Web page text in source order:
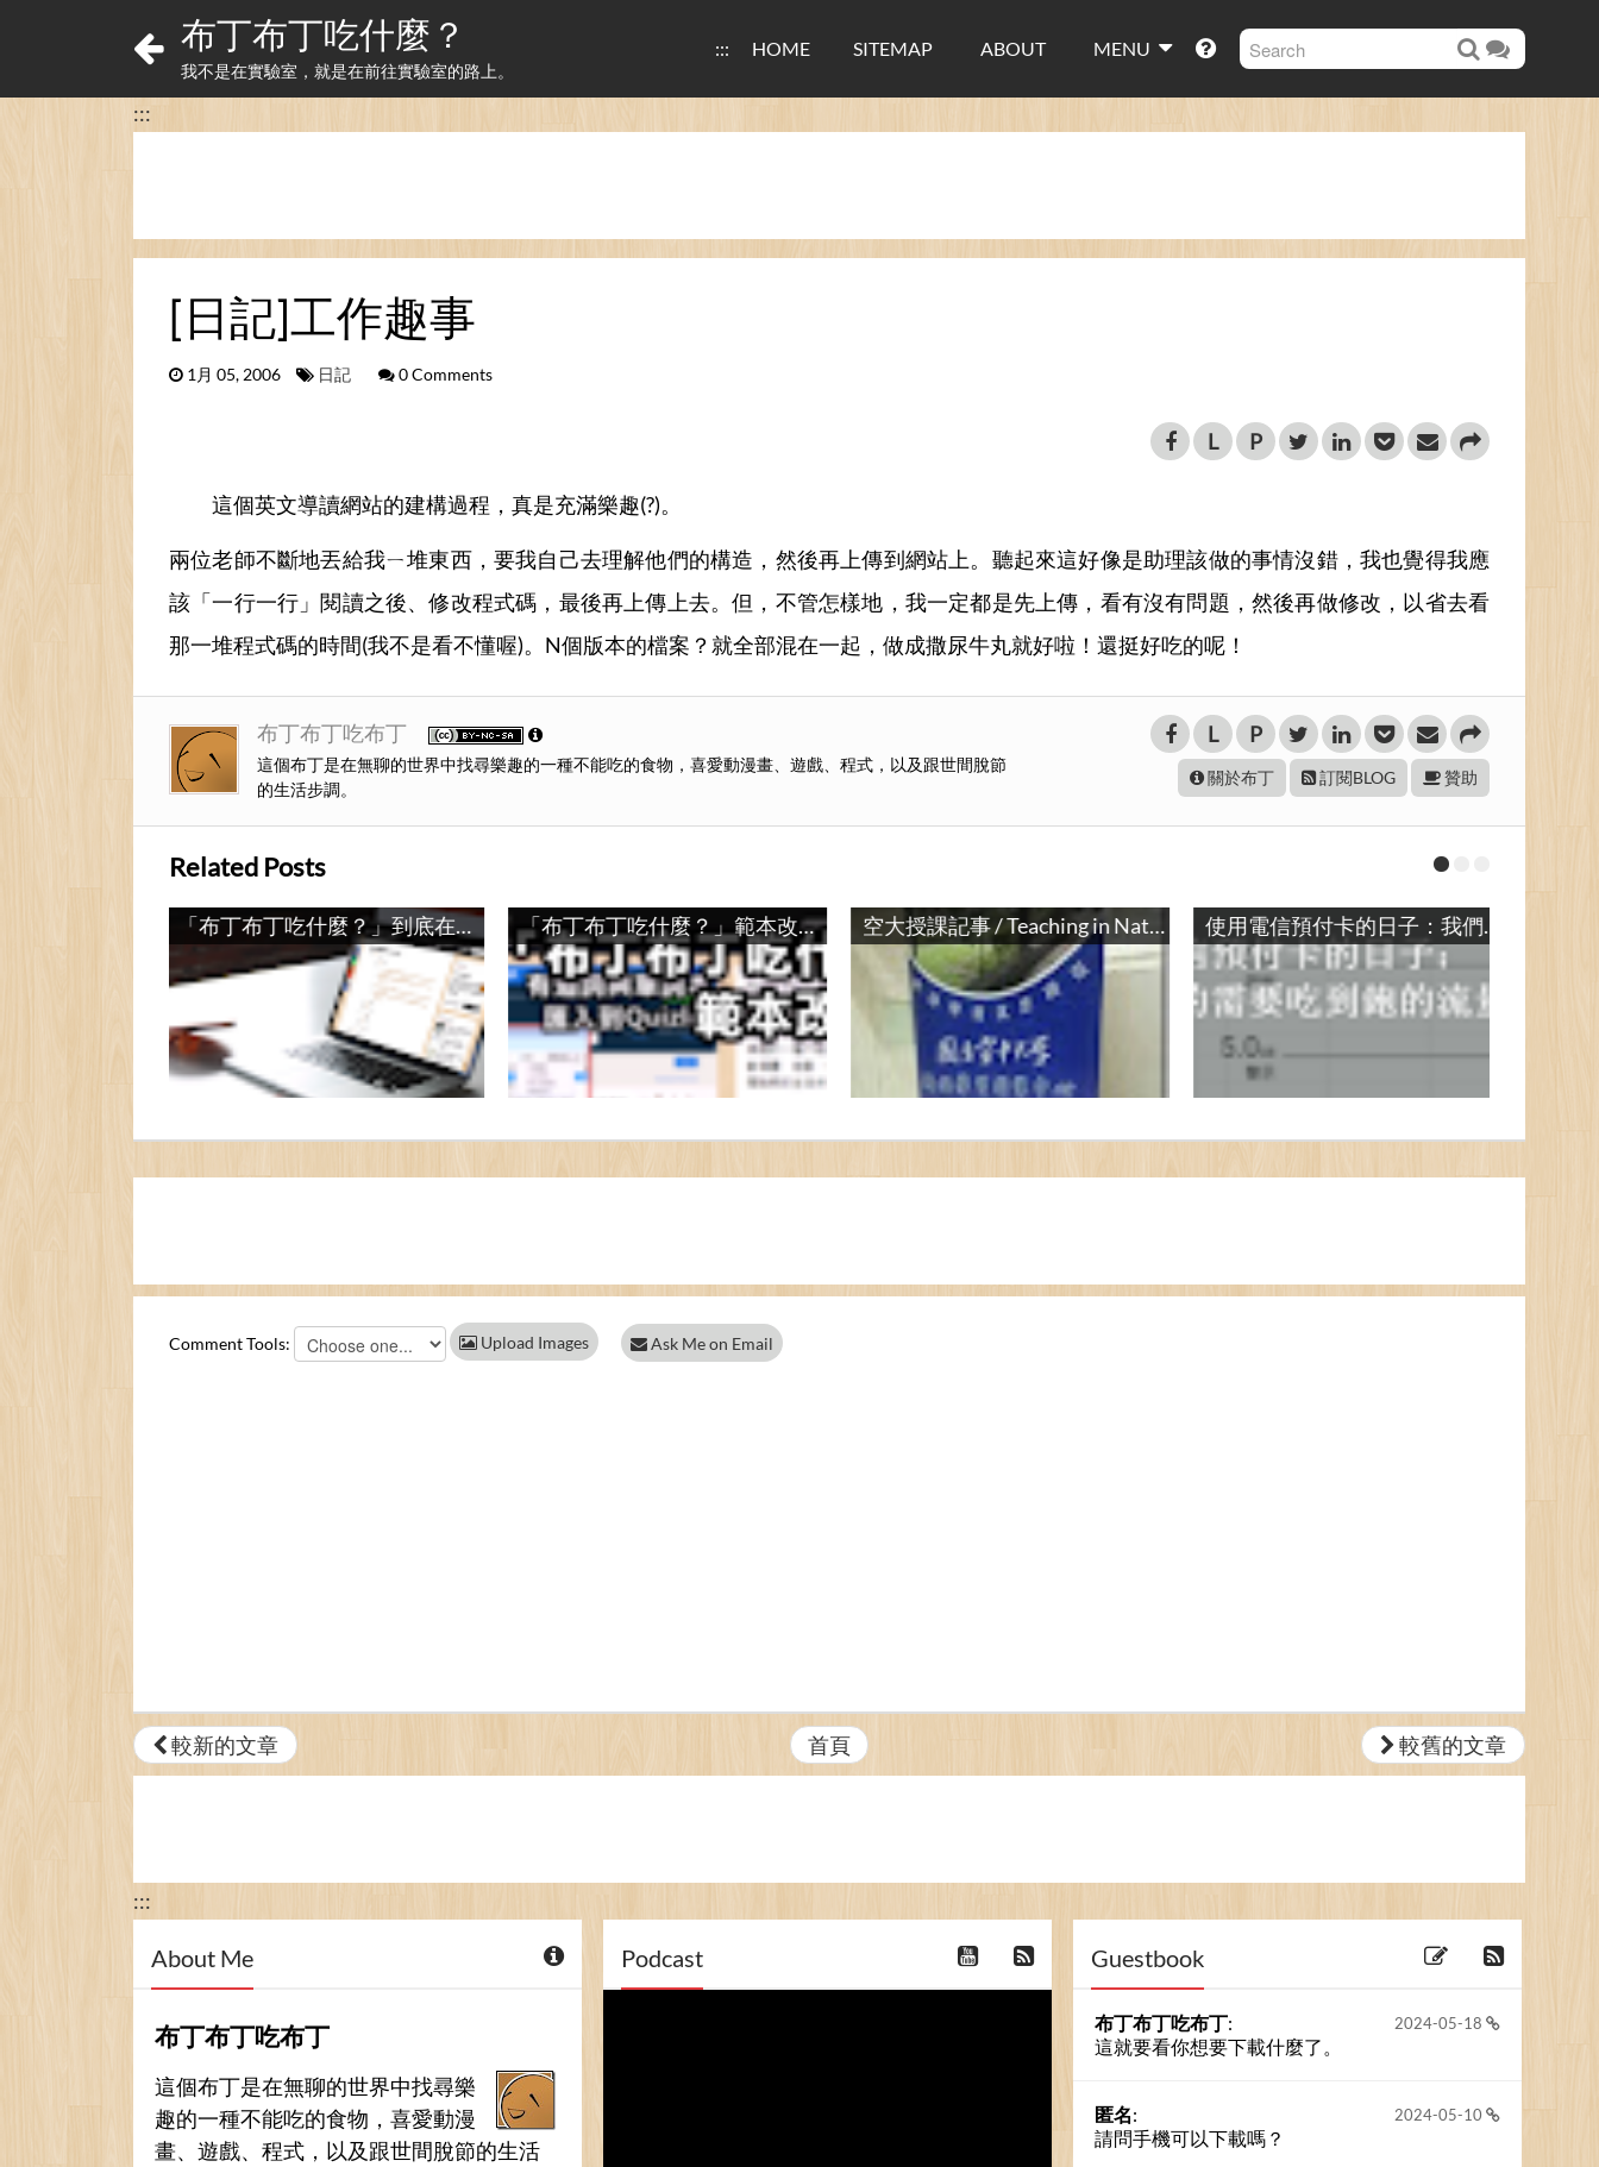
布丁布丁吃什麼？
我不是在實驗室，就是在前往實驗室的路上。
::: HOME SITEMAP ABOUT MENU
:::
[日記]工作趣事
1月 05, 2006 日記 0 Comments
L P
這個英文導讀網站的建構過程，真是充滿樂趣(?)。
兩位老師不斷地丟給我ㄧ堆東西，要我自己去理解他們的構造，然後再上傳到網站上。聽起來這好像是助理該做的事情沒錯，我也覺得我應
該「一行一行」閱讀之後、修改程式碼，最後再上傳上去。但，不管怎樣地，我一定都是先上傳，看有沒有問題，然後再做修改，以省去看
那一堆程式碼的時間(我不是看不懂喔)。N個版本的檔案？就全部混在一起，做成撒尿牛丸就好啦！還挺好吃的呢！
布丁布丁吃布丁
這個布丁是在無聊的世界中找尋樂趣的一種不能吃的食物，喜愛動漫畫、遊戲、程式，以及跟世間脫節
的生活步調。
L P
關於布丁 訂閱BLOG 贊助
Related Posts
「布丁布丁吃什麼？」範本改版記錄 / Talk About Pulipuli Blog’s New Template 空大授課記事 / Teaching in National Open University 使用電信預付卡的日子：我們真的需要吃到飽的流量嗎？ 漂流了將近半年的峇里島明信片
Comment Tools: Upload Images Ask Me on Email
較新的文章 首頁 較舊的文章
:::
About Me
布丁布丁吃布丁
這個布丁是在無聊的世界中找尋樂
趣的一種不能吃的食物，喜愛動漫
畫、遊戲、程式，以及跟世間脫節的生活
Podcast Guestbook
2024-05-18
布丁布丁吃布丁:
這就要看你想要下載什麼了。
2024-05-10
匿名:
請問手機可以下載嗎？